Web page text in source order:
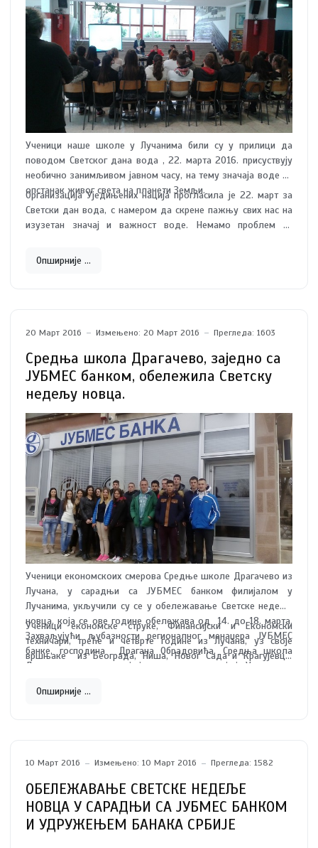
Ученици наше школе у Лучанима били су у прилици да
поводом Светског дана вода , 22. марта 2016. присуствују
необично занимљивом јавном часу, на тему значаја воде за
опстанак живог света на планети Земљи.
Организација Уједињених нација прогласила је 22. март за
Светски дан вода, с намером да скрене пажњу свих нас на
изузетан значај и важност воде. Немамо проблем са
према њима. Ако их не будемо третирали како њихов значај
то и заслужује-
Опширније …
20 Март 2016 Измењено: 20 Март 2016 Прегледа: 1603
Средња школа Драгачево, заједно са
ЈУБМЕС банком, обележила Светску
недељу новца.
Ученици економскоих смерова Средње школе Драгачево из
Лучана, у сарадњи са ЈУБМЕС банком филијалом у
Лучанима, укључили су се у обележавање Светске недеље
новца, која се ове године обележава од 14. до 18. марта.
Захваљујући љубазности регионалног менаџера ЈУБМЕС
банке, господина Драгана Обрадовића, Средња школа
Драгачево, ове године је једна од школа, коју је Удружење
обележавању Светске недеље новца.
Ученици економске струке, Финансијски и Економски
техничари, треће и четврте године из Лучана, уз своје
вршњаке из Београда, Ниша, Новог Сада и Крагујевца,
Србије.
Опширније …
10 Март 2016 Измењено: 10 Март 2016 Прегледа: 1582
ОБЕЛЕЖАВАЊЕ СВЕТСКЕ НЕДЕЉЕ
НОВЦА У САРАДЊИ СА ЈУБМЕС БАНКОМ
И УДРУЖЕЊЕМ БАНАКА СРБИЈЕ